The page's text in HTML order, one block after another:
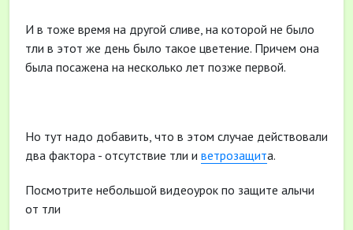
И в тоже время на другой сливе, на которой не было
тли в этот же день было такое цветение. Причем она
была посажена на несколько лет позже первой.
Но тут надо добавить, что в этом случае действовали
два фактора - отсутствие тли и ветрозащита.
Посмотрите небольшой видеоурок по защите алычи
от тли